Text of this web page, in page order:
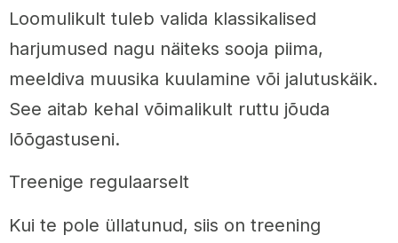
Loomulikult tuleb valida klassikalised
harjumused nagu näiteks sooja piima,
meeldiva muusika kuulamine või jalutuskäik.
See aitab kehal võimalikult ruttu jõuda
lõõgastuseni.
Treenige regulaarselt
Kui te pole üllatunud, siis on treening